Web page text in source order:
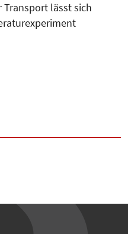
lässt sich